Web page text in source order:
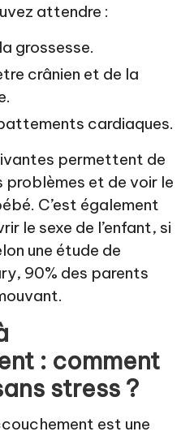
attendre :
grossesse.
crânien et de la
cardiaques.
permettent de
problèmes et de voir le
C’est également
le sexe de l’enfant, si
une étude de
90% des parents
: comment
stress ?
est une